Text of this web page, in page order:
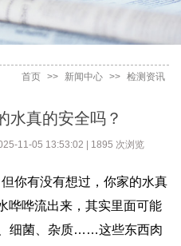
首页 >> 新闻中心 >> 检测资讯
水真的安全吗？
11-05 13:53:02 | 1895 次浏览
有没有想过，你家的水真
哗哗流出来，其实里面可能
细菌、杂质……这些东西肉